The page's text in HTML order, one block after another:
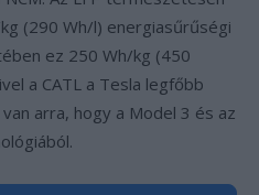
(290 Wh/l) energiasűrűségi
ez 250 Wh/kg (450
a CATL a Tesla legfőbb
arra, hogy a Model 3 és az